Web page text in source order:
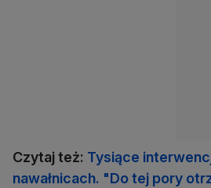
Czytaj też: Tysiące
nawałnicach. "Do tej pory